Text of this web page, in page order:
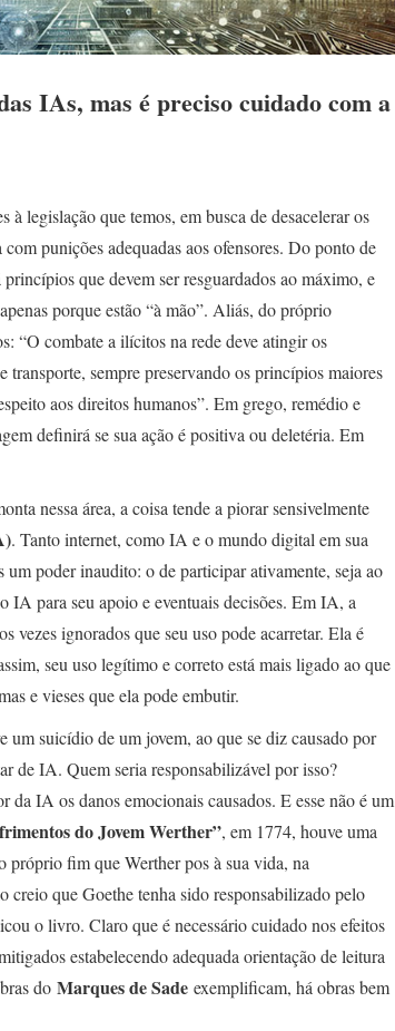
IAs, mas é preciso cuidado com a
legislação que temos, em busca de desacelerar os
punições adequadas aos ofensores. Do ponto de
que devem ser resguardados ao máximo, e
porque estão “à mão”. Aliás, do próprio
“O combate a ilícitos na rede deve atingir os
transporte, sempre preservando os princípios maiores
aos direitos humanos”. Em grego, remédio e
definirá se sua ação é positiva ou deletéria. Em
nessa área, a coisa tende a piorar sensivelmente
. Tanto internet, como IA e o mundo digital em sua
um poder inaudito: o de participar ativamente, seja ao
IA para seu apoio e eventuais decisões. Em IA, a
vezes ignorados que seu uso pode acarretar. Ela é
seu uso legítimo e correto está mais ligado ao que
e vieses que ela pode embutir.
um suicídio de um jovem, ao que se diz causado por
de IA. Quem seria responsabilizável por isso?
da IA os danos emocionais causados. E esse não é um
do Jovem Werther”, em 1774, houve uma
próprio fim que Werther pos à sua vida, na
creio que Goethe tenha sido responsabilizado pelo
o livro. Claro que é necessário cuidado nos efeitos
estabelecendo adequada orientação de leitura
do Marques de Sade exemplificam, há obras bem